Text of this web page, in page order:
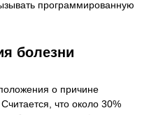
программированную
болезни
о причине
что около 30%